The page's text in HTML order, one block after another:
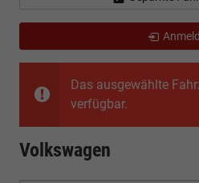
Das ausgewählte
verfügbar.
Volkswagen